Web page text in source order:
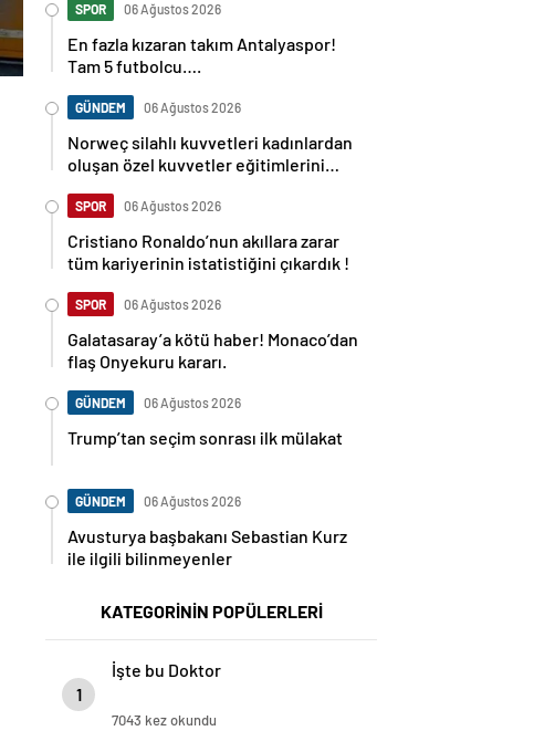
SPOR 06 Ağustos 2026
En fazla kızaran takım Antalyaspor!
Tam 5 futbolcu….
GÜNDEM 06 Ağustos 2026
Norweç silahlı kuvvetleri kadınlardan
oluşan özel kuvvetler eğitimlerini
SPOR 06 Ağustos 2026
Cristiano Ronaldo’nun akıllara zarar
tüm kariyerinin istatistiğini çıkardık !
SPOR 06 Ağustos 2026
Galatasaray’a kötü haber! Monaco’dan
flaş Onyekuru kararı.
GÜNDEM 06 Ağustos 2026
Trump’tan seçim sonrası ilk mülakat
GÜNDEM 06 Ağustos 2026
Avusturya başbakanı Sebastian Kurz
ile ilgili bilinmeyenler
KATEGORİNİN POPÜLERLERİ
1
İşte bu Doktor
7043 kez okundu